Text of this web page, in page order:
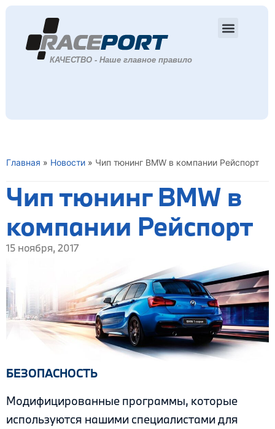
Главная » Новости » Чип тюнинг BMW в компании Рейспорт
Чип тюнинг BMW в
компании Рейспорт
15 ноября, 2017
БЕЗОПАСНОСТЬ
Модифицированные программы, которые
используются нашими специалистами для